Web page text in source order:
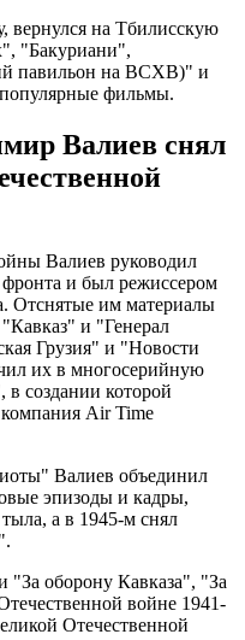
вернулся на Тбилисскую
"Бакуриани",
павильон на ВСХВ)" и
фильмы.
Валиев снял
Валиев руководил
и был режиссером
Отснятые им материалы
и "Генерал
Грузия" и "Новости
их в многосерийную
в создании которой
Air Time
Валиев объединил
эпизоды и кадры,
а в 1945-м снял
"За оборону Кавказа", "За
войне 1941-
Отечественной